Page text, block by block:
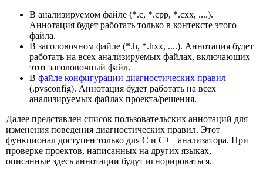
В анализируемом файле (*.c, *.cpp, *.cxx, ....).
Аннотация будет работать только в контексте этого
файла.
В заголовочном файле (*.h, *.hxx, ....). Аннотация будет
работать на всех анализируемых файлах, включающих
этот заголовочный файл.
В файле конфигурации диагностических правил
(.pvsconfig). Аннотация будет работать на всех
анализируемых файлах проекта/решения.
Далее представлен список пользовательских аннотаций для
изменения поведения диагностических правил. Этот
функционал доступен только для С и C++ анализатора. При
проверке проектов, написанных на других языках,
описанные здесь аннотации будут игнорироваться.